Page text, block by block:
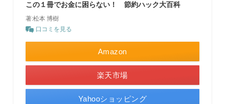
この１冊でお金に困らない！ 節約ハック大百科
著:松本 博樹
口コミを見る
Amazon
楽天市場
Yahooショッピング